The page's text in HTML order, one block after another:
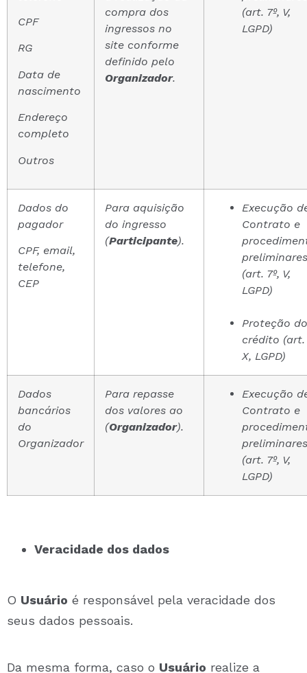
CPF
RG
Data de
nascimento
Endereço
completo
Outros
compra dos
ingressos no
site conforme
definido pelo
Organizador.
(art. 7º, V,
LGPD)
Dados do
pagador
CPF, email,
telefone,
CEP
Para aquisição
do ingresso
(Participante).
Execução
Contrato e
preliminares
(art. 7º, V,
LGPD)
Proteção do
crédito (art.
X, LGPD)
Dados
bancários
do
Organizador
Para repasse
dos valores ao
(Organizador).
Execução
Contrato e
preliminares
(art. 7º, V,
LGPD)
Veracidade dos dados
O Usuário é responsável pela veracidade dos
seus dados pessoais.
Da mesma forma, caso o Usuário realize a